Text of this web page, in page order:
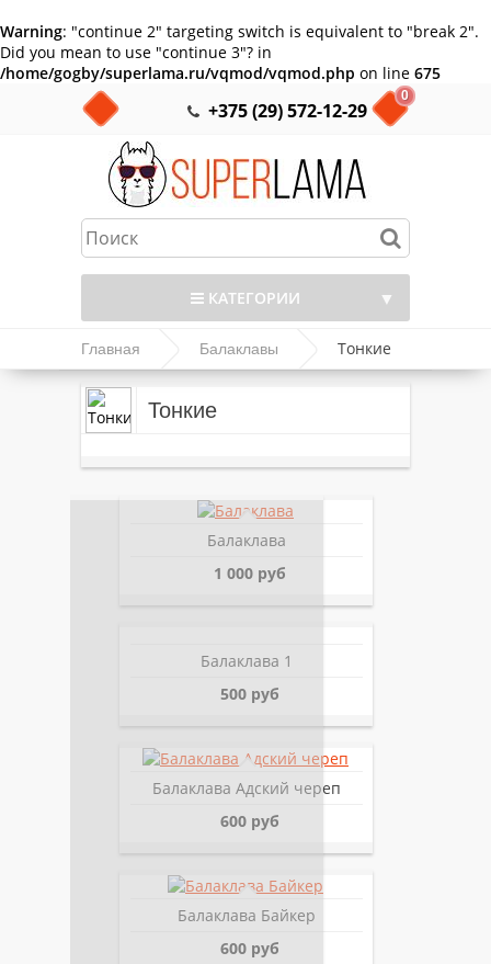
Warning: "continue 2" targeting switch is equivalent to "break 2".
Did you mean to use "continue 3"? in
/home/gogby/superlama.ru/vqmod/vqmod.php on line 675
+375 (29) 572-12-29
0
КАТЕГОРИИ ▼
▼
Главная Балаклавы Тонкие
Тонкие
Балаклава
1 000 руб
Балаклава 1
500 руб
Балаклава Адский череп
600 руб
Балаклава Байкер
600 руб